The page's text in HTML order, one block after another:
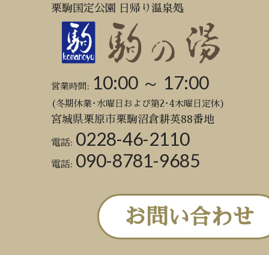
栗駒国定公園 日帰り温泉処
営業時間: 10:00 ～ 17:00
(冬期休業･水曜日および第2･4木曜日定休)
宮城県栗原市栗駒沼倉耕英88番地
電話: 0228-46-2110
電話: 090-8781-9685
お問い合わせ